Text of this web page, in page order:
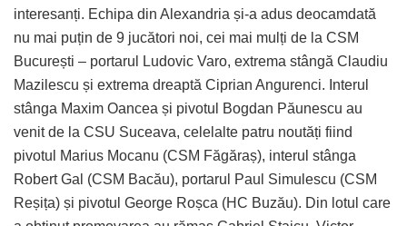
interesanți. Echipa din Alexandria și-a adus deocamdată
nu mai puțin de 9 jucători noi, cei mai mulți de la CSM
București – portarul Ludovic Varo, extrema stângă Claudiu
Mazilescu și extrema dreaptă Ciprian Angurenci. Interul
stânga Maxim Oancea și pivotul Bogdan Păunescu au
venit de la CSU Suceava, celelalte patru noutăți fiind
pivotul Marius Mocanu (CSM Făgăraș), interul stânga
Robert Gal (CSM Bacău), portarul Paul Simulescu (CSM
Reșița) și pivotul George Roșca (HC Buzău). Din lotul care